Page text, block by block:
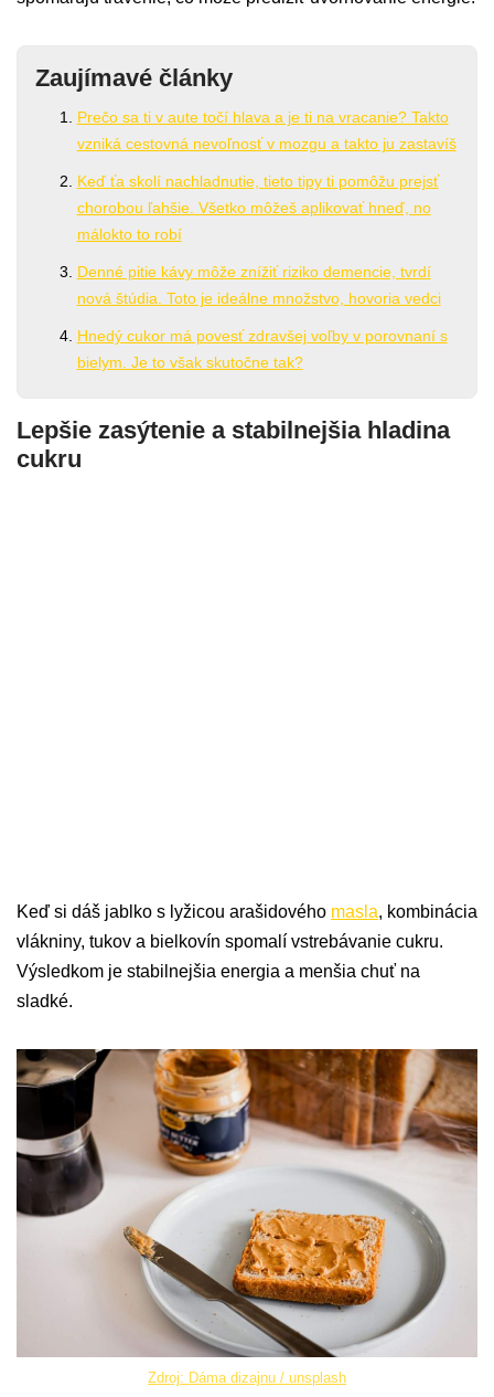
Zaujímavé články
Prečo sa ti v aute točí hlava a je ti na vracanie? Takto
vzniká cestovná nevoľnosť v mozgu a takto ju zastavíš
Keď ťa skolí nachladnutie, tieto tipy ti pomôžu prejsť
chorobou ľahšie. Všetko môžeš aplikovať hneď, no
málokto to robí
Denné pitie kávy môže znížiť riziko demencie, tvrdí
nová štúdia. Toto je ideálne množstvo, hovoria vedci
Hnedý cukor má povesť zdravšej voľby v porovnaní s
bielym. Je to však skutočne tak?
Lepšie zasýtenie a stabilnejšia hladina
cukru
Keď si dáš jablko s lyžicou arašidového masla, kombinácia
vlákniny, tukov a bielkovín spomalí vstrebávanie cukru.
Výsledkom je stabilnejšia energia a menšia chuť na
sladké.
Zdroj: Dáma dizajnu / unsplash